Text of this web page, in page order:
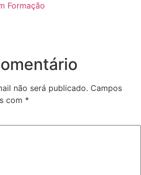
Formação
não será publicado. Campos
com *